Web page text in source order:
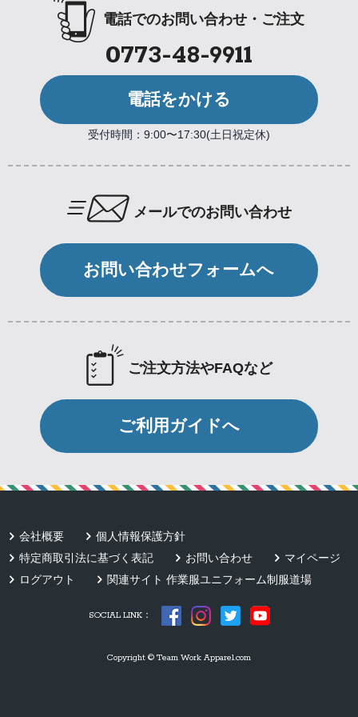
電話でのお問い合わせ・ご注文
0773-48-9911
電話をかける
受付時間：9:00〜17:30(土日祝定休)
メールでのお問い合わせ
お問い合わせフォームへ
ご注文方法やFAQなど
ご利用ガイドへ
会社概要
個人情報保護方針
特定商取引法に基づく表記
お問い合わせ
マイページ
ログアウト
関連サイト 作業服ユニフォーム制服道場
SOCIAL LINK：
Copyright © Team Work Apparel.com